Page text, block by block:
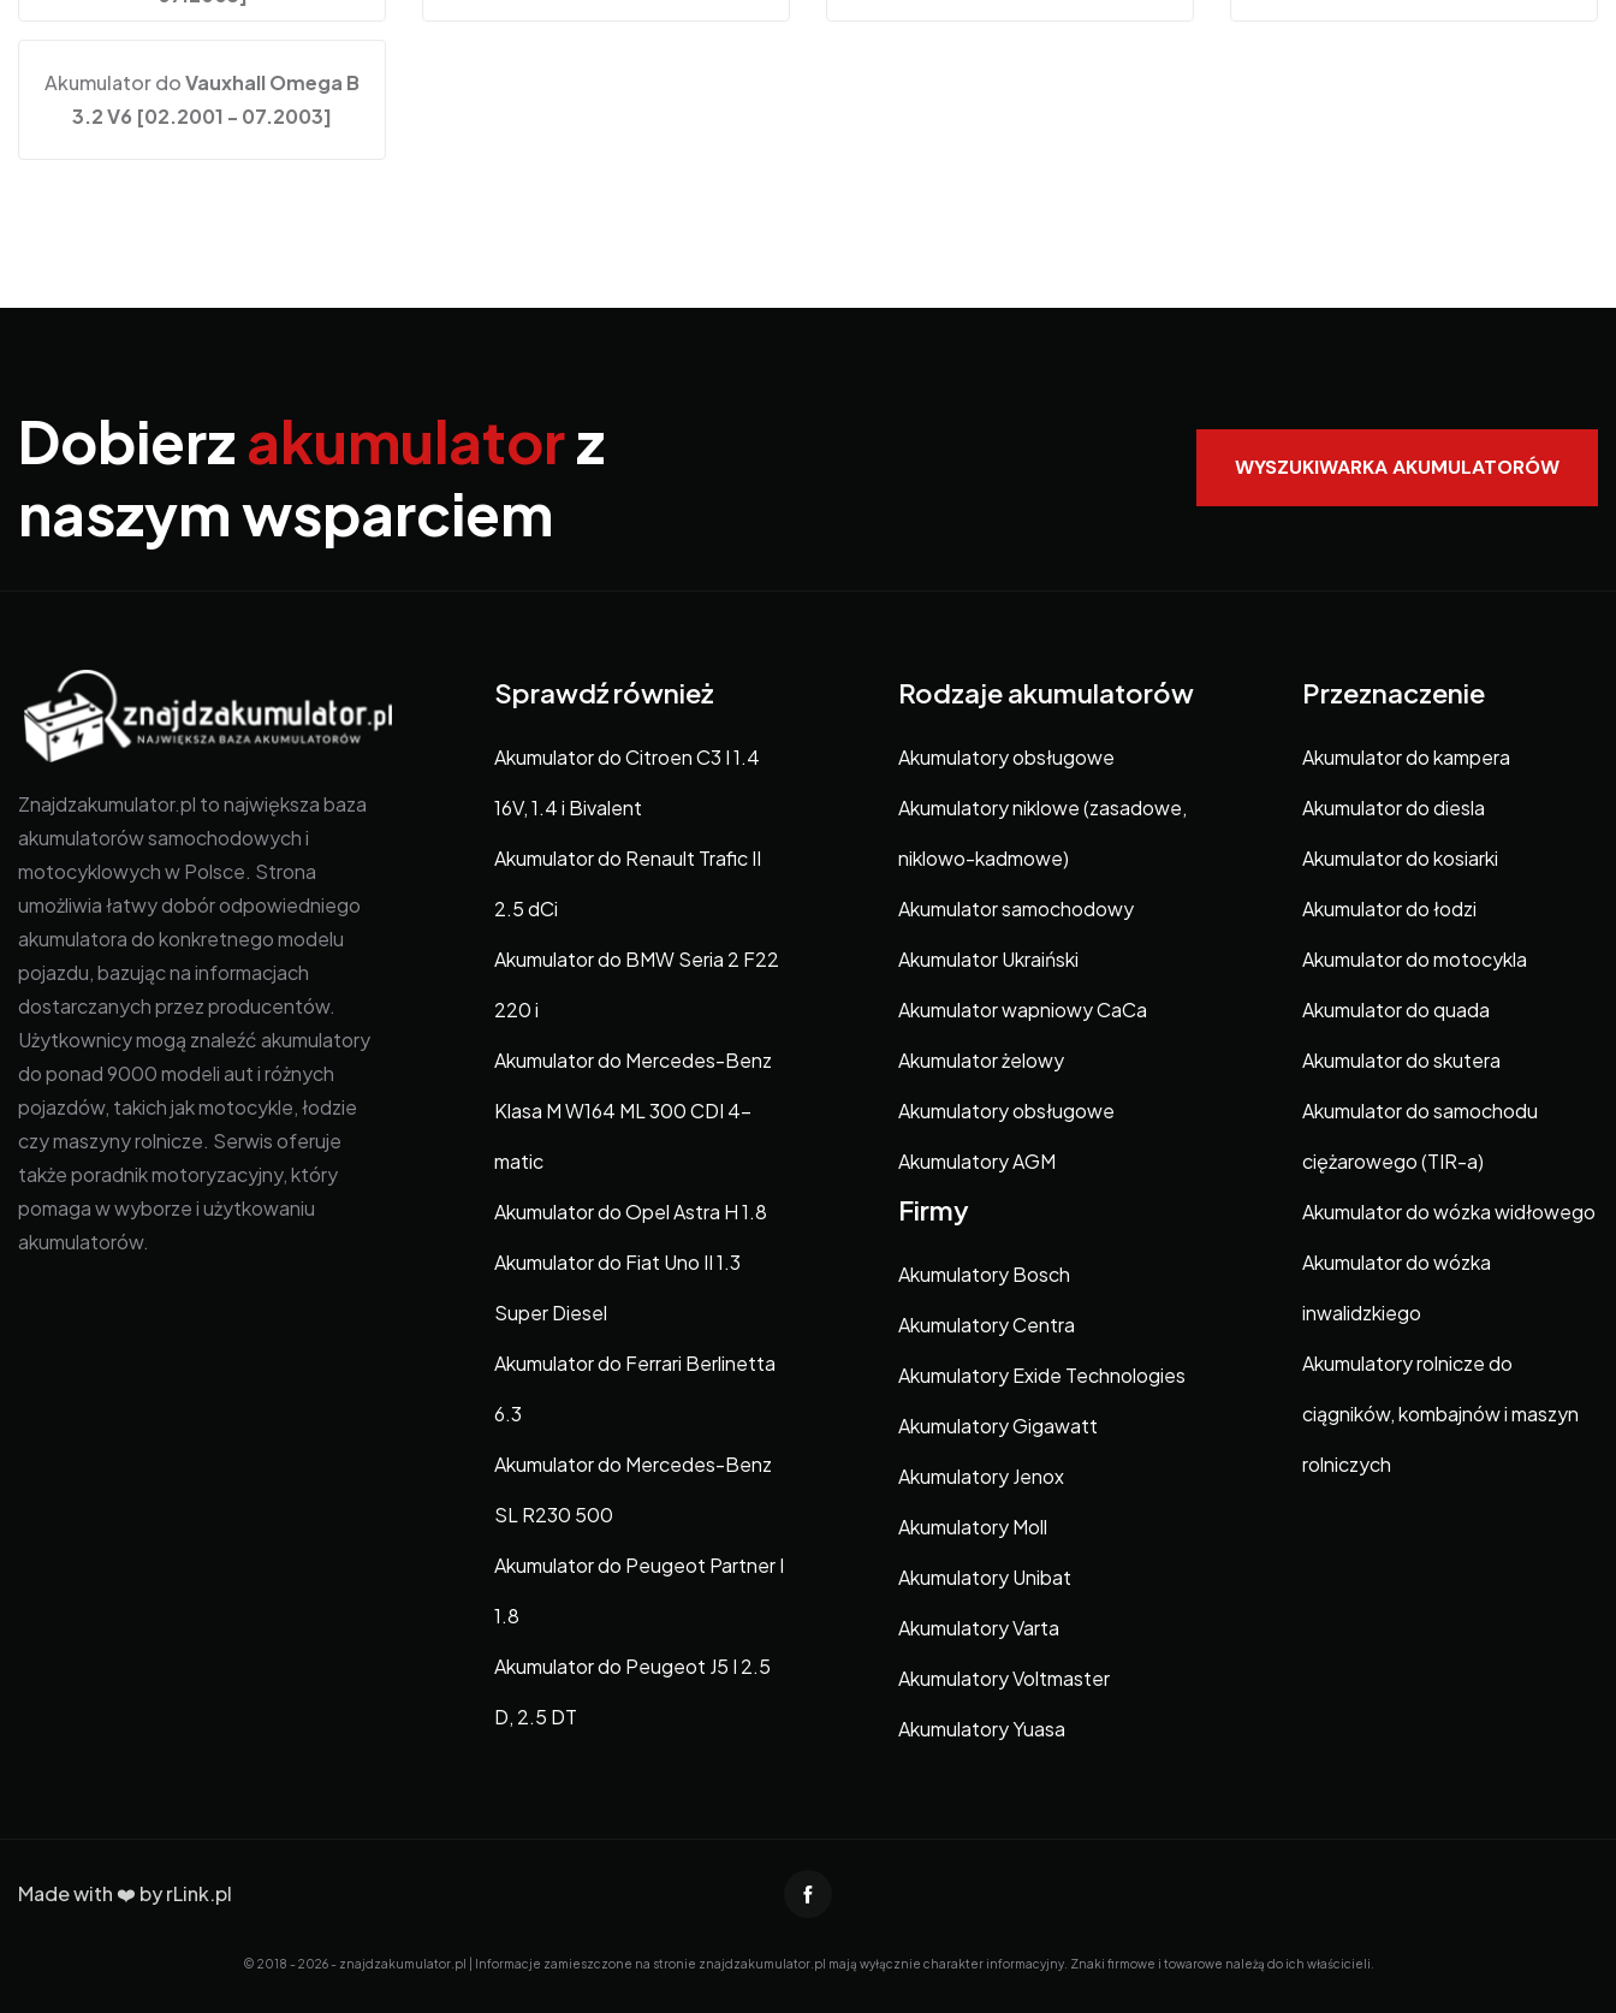
Akumulator doVauxhall Omega B
3.2 V6 [02.2001 - 07.2003]
Dobierzakumulatorz
naszym wsparciem
WYSZUKIWARKA AKUMULATORÓW
Znajdzakumulator.pl to największa baza
akumulatorów samochodowych i
motocyklowych w Polsce. Strona
umożliwia łatwy dobór odpowiedniego
akumulatora do konkretnego modelu
pojazdu, bazując na informacjach
dostarczanych przez producentów.
Użytkownicy mogą znaleźć akumulatory
do ponad 9000 modeli aut i różnych
pojazdów, takich jak motocykle, łodzie
czy maszyny rolnicze. Serwis oferuje
także poradnik motoryzacyjny, który
pomaga w wyborze i użytkowaniu
akumulatorów.
Sprawdź również
Akumulator do Citroen C3 I 1.4
16V, 1.4 i Bivalent
Akumulator do Renault Trafic II
2.5 dCi
Akumulator do BMW Seria 2 F22
220 i
Akumulator do Mercedes-Benz
Klasa M W164 ML 300 CDI 4-
matic
Akumulator do Opel Astra H 1.8
Akumulator do Fiat Uno II 1.3
Super Diesel
Akumulator do Ferrari Berlinetta
6.3
Akumulator do Mercedes-Benz
SL R230 500
Akumulator do Peugeot Partner I
1.8
Akumulator do Peugeot J5 I 2.5
D, 2.5 DT
Rodzaje akumulatorów
Akumulatory obsługowe
Akumulatory niklowe (zasadowe,
niklowo-kadmowe)
Akumulator samochodowy
Akumulator Ukraiński
Akumulator wapniowy CaCa
Akumulator żelowy
Akumulatory obsługowe
Akumulatory AGM
Firmy
Akumulatory Bosch
Akumulatory Centra
Akumulatory Exide Technologies
Akumulatory Gigawatt
Akumulatory Jenox
Akumulatory Moll
Akumulatory Unibat
Akumulatory Varta
Akumulatory Voltmaster
Akumulatory Yuasa
Przeznaczenie
Akumulator do kampera
Akumulator do diesla
Akumulator do kosiarki
Akumulator do łodzi
Akumulator do motocykla
Akumulator do quada
Akumulator do skutera
Akumulator do samochodu
ciężarowego (TIR-a)
Akumulator do wózka widłowego
Akumulator do wózka
inwalidzkiego
Akumulatory rolnicze do
ciągników, kombajnów i maszyn
rolniczych
Made with ❤️ byrLink.pl
© 2018 - 2026 - znajdzakumulator.pl | Informacje zamieszczone na stronie znajdzakumulator.pl mają wyłącznie charakter informacyjny. Znaki firmowe i towarowe należą do ich właścicieli.